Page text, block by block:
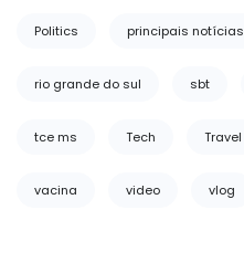
Politics principais notícias
rio grande do sul sbt
tce ms Tech Travel
vacina video vlog